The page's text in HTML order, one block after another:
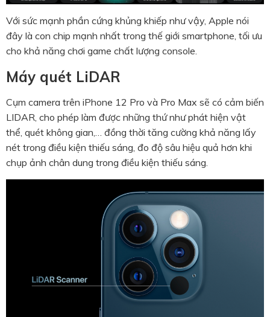
Với sức mạnh phần cứng khủng khiếp như vậy, Apple nói
đây là con chip mạnh nhất trong thế giới smartphone, tối ưu
cho khả năng chơi game chất lượng console.
Máy quét LiDAR
Cụm camera trên iPhone 12 Pro và Pro Max sẽ có cảm biến
LIDAR, cho phép làm được những thứ như phát hiện vật
thể, quét không gian,… đồng thời tăng cường khả năng lấy
nét trong điều kiện thiếu sáng, đo độ sâu hiệu quả hơn khi
chụp ảnh chân dung trong điều kiện thiếu sáng.